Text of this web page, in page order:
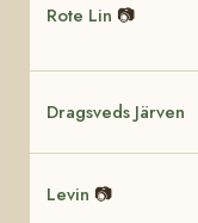
Rote Lin 📷
Dragsveds Järven
Levin 📷